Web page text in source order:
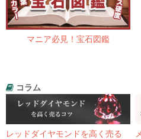
マニア必見！宝石図鑑
コラム
レッドダイヤモンドを高く売る